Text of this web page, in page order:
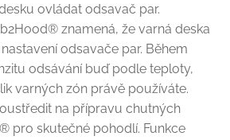
ovládat odsavač par.
znamená, že varná deska
odsavače par. Během
odsávání buď podle teploty,
varných zón právě používáte.
na přípravu chutných
pro skutečné pohodlí. Funkce